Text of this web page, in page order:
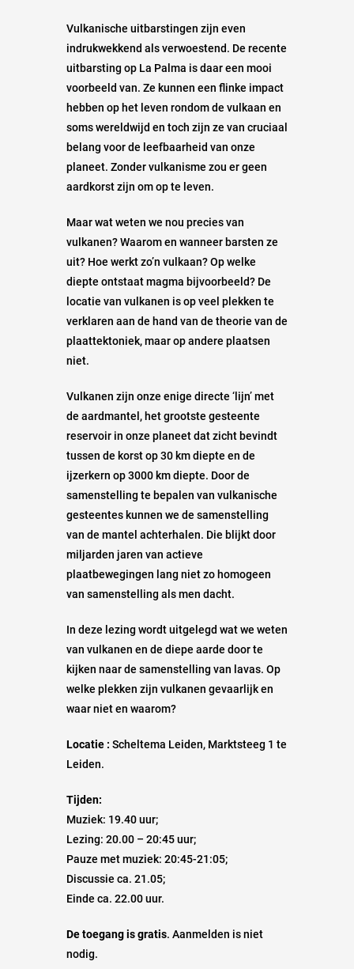
Vulkanische uitbarstingen zijn even
indrukwekkend als verwoestend. De recente
uitbarsting op La Palma is daar een mooi
voorbeeld van. Ze kunnen een flinke impact
hebben op het leven rondom de vulkaan en
soms wereldwijd en toch zijn ze van cruciaal
belang voor de leefbaarheid van onze
planeet. Zonder vulkanisme zou er geen
aardkorst zijn om op te leven.
Maar wat weten we nou precies van
vulkanen? Waarom en wanneer barsten ze
uit? Hoe werkt zo’n vulkaan? Op welke
diepte ontstaat magma bijvoorbeeld? De
locatie van vulkanen is op veel plekken te
verklaren aan de hand van de theorie van de
plaattektoniek, maar op andere plaatsen
niet.
Vulkanen zijn onze enige directe ‘lijn’ met
de aardmantel, het grootste gesteente
reservoir in onze planeet dat zicht bevindt
tussen de korst op 30 km diepte en de
ijzerkern op 3000 km diepte. Door de
samenstelling te bepalen van vulkanische
gesteentes kunnen we de samenstelling
van de mantel achterhalen. Die blijkt door
miljarden jaren van actieve
plaatbewegingen lang niet zo homogeen
van samenstelling als men dacht.
In deze lezing wordt uitgelegd wat we weten
van vulkanen en de diepe aarde door te
kijken naar de samenstelling van lavas. Op
welke plekken zijn vulkanen gevaarlijk en
waar niet en waarom?
Locatie : Scheltema Leiden, Marktsteeg 1 te
Leiden.
Tijden:
Muziek: 19.40 uur;
Lezing: 20.00 – 20:45 uur;
Pauze met muziek: 20:45-21:05;
Discussie ca. 21.05;
Einde ca. 22.00 uur.
De toegang is gratis. Aanmelden is niet
nodig.